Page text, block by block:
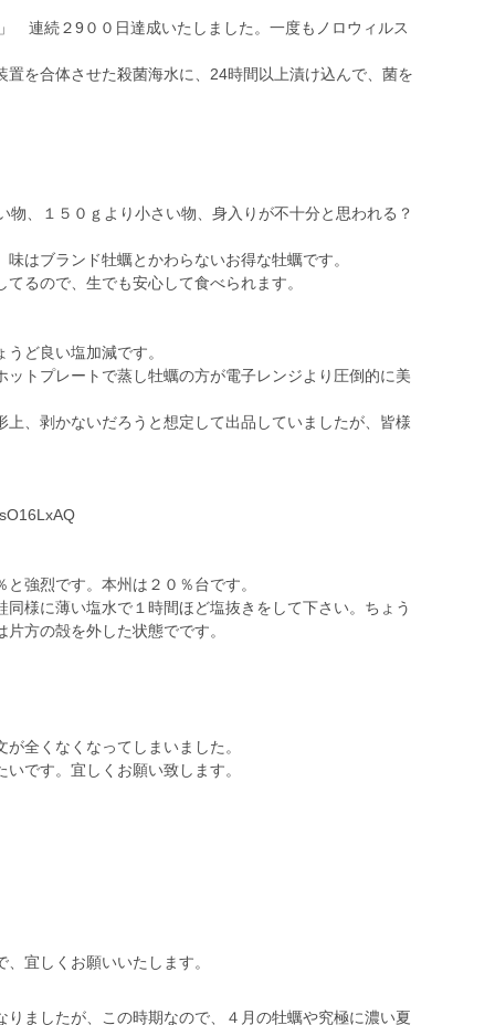
連続２9００日達成いたしました。一度もノロウィルス
を合体させた殺菌海水に、24時間以上漬け込んで、菌を
物、１５０ｇより小さい物、身入りが不十分と思われる？
はブランド牡蠣とかわらないお得な牡蠣です。
るので、生でも安心して食べられます。
ど良い塩加減です。
トプレートで蒸し牡蠣の方が電子レンジより圧倒的に美
、剥かないだろうと想定して出品していましたが、皆様
強烈です。本州は２０％台です。
様に薄い塩水で１時間ほど塩抜きをして下さい。ちょう
方の殻を外した状態でです。
全くなくなってしまいました。
です。宜しくお願い致します。
宜しくお願いいたします。
ましたが、この時期なので、４月の牡蠣や究極に濃い夏